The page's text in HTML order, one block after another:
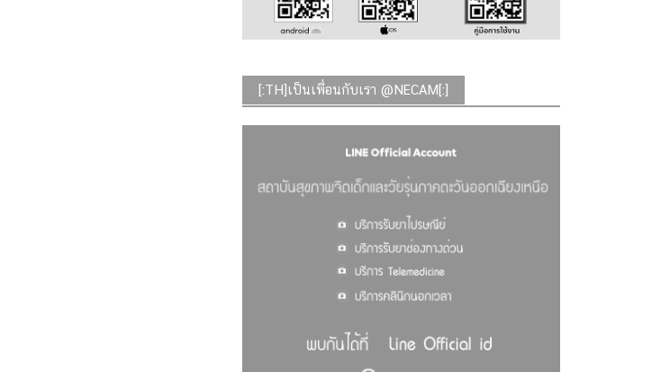
[:TH]เป็นเพื่อนกับเรา @NECAM[:]